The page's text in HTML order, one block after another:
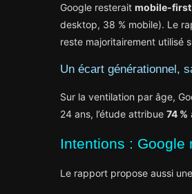
Google resterait mobile-first
desktop, 38 % mobile). Le
reste majoritairement utilisé
Un écart générationnel,
Sur la ventilation par âge,
24 ans, l’étude attribue 74 %
Intentions : Google
Le rapport propose aussi